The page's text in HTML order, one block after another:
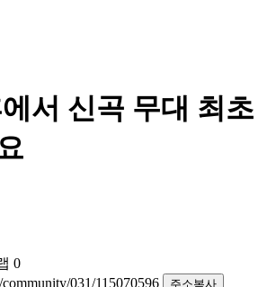
서 신곡 무대 최초
0
031/115070596
주소복사